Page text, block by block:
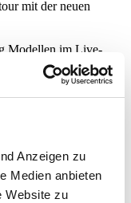
Anzeigen zu
Medien anbieten
Website zu
mit der neuen
Modellen im Live-
500 Aggregat